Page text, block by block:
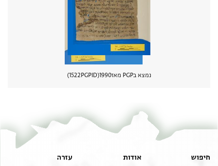
נמצא בPGP מאז 1990
PGPID
1522
חיפוש אודות עזרה